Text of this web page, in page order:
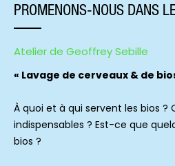
PROMENONS-NOUS DANS
Atelier de Geoffrey Sebille
« Lavage de cerveaux & de
À quoi et à qui servent les bios ?
indispensables ? Est-ce que
bios ?